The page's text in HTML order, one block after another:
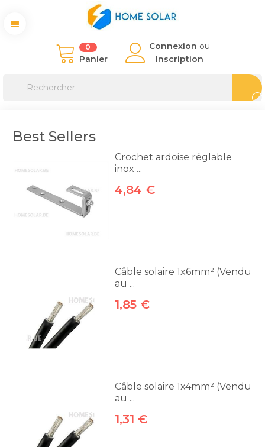
0
Panier
Connexion ou
Inscription
Best Sellers
Crochet ardoise réglable
inox ...
4,84 €
Câble solaire 1x6mm² (Vendu
au ...
1,85 €
Câble solaire 1x4mm² (Vendu
au ...
1,31 €